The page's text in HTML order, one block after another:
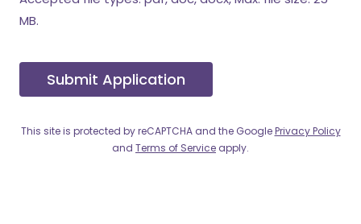
MB.
Submit Application
This site is protected by reCAPTCHA and the GooglePrivacy Policy
and Terms of Service apply.